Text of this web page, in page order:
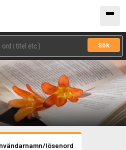
Sök
lösenord